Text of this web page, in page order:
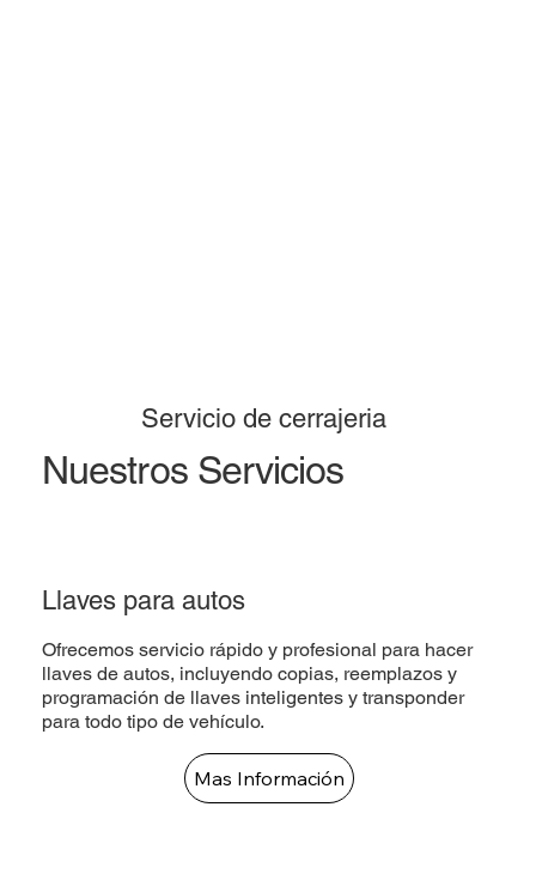
Nuestros Servicios
Servicio de cerrajeria
Llaves para autos
Ofrecemos servicio rápido y profesional para hacer
llaves de autos, incluyendo copias, reemplazos y
programación de llaves inteligentes y transponder
para todo tipo de vehículo.
Mas Información